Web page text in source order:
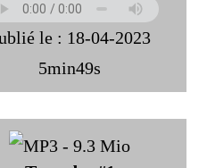
le : 18-04-2023
5min49s